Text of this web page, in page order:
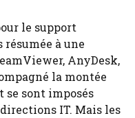
le support
à une
AnyDesk,
la montée
sont imposés
IT. Mais les